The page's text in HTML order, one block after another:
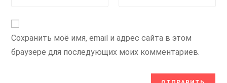
Сохранить моё имя, email и адрес сайта в этом
браузере для последующих моих комментариев.